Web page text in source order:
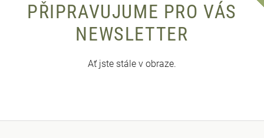
PŘIPRAVUJUME PRO VÁS
NEWSLETTER
Ať jste stále v obraze.